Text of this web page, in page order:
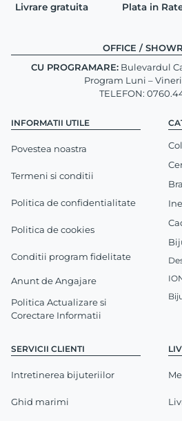
Livrare gratuita Plata in
INFORMATII UTILE
Povestea noastra
Termeni si conditii
Politica de confidentialitate
Politica de cookies
Conditii program fidelitate
Anunt de Angajare
Politica Actualizare si
Corectare Informatii
SERVICII CLIENTI
Intretinerea bijuteriilor
Ghid marimi
OFFICE /
CU PROGRAMARE:Bulevardul
Program Luni – Vineri:
TELEFON: